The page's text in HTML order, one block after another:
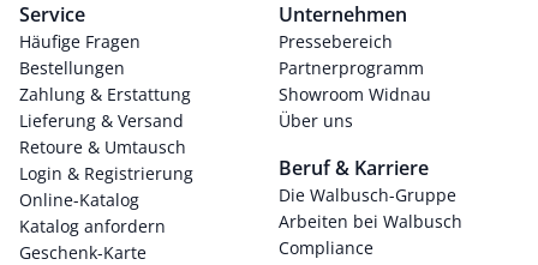
Service
Häufige Fragen
Bestellungen
Zahlung & Erstattung
Lieferung & Versand
Retoure & Umtausch
Login & Registrierung
Online-Katalog
Katalog anfordern
Geschenk-Karte
Unternehmen
Pressebereich
Partnerprogramm
Showroom Widnau
Über uns
Beruf & Karriere
Die Walbusch-Gruppe
Arbeiten bei Walbusch
Compliance